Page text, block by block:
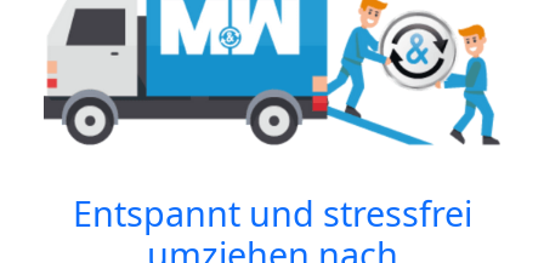
Entspannt und stressfrei